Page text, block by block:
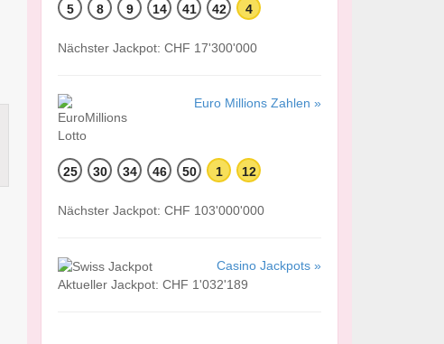
5 8 9 14 41 42 4
Nächster Jackpot: CHF 17'300'000
Euro Millions Zahlen »
25 30 34 46 50 1 12
Nächster Jackpot: CHF 103'000'000
Casino Jackpots »
Aktueller Jackpot: CHF 1'032'189